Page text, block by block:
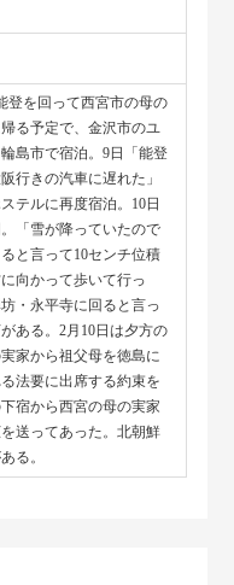
登を回って西宮市の母の
る予定で、金沢市のユ
島市で宿泊。9日「能登
行きの汽車に遅れた」
テルに再度宿泊。10日
「雪が降っていたので
と言って10センチ位積
向かって歩いて行っ
・永平寺に回ると言っ
ある。2月10日は夕方の
家から祖父母を徳島に
法要に出席する約束を
宿から西宮の母の実家
送ってあった。北朝鮮
る。